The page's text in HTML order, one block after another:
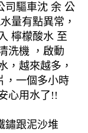
司驅車沈 余 公
量有點異常，
檸檬酸水 至
洗機 ，啟動
，越來越多，
，一個多小時
心用水了!!
鏽跟泥沙堆